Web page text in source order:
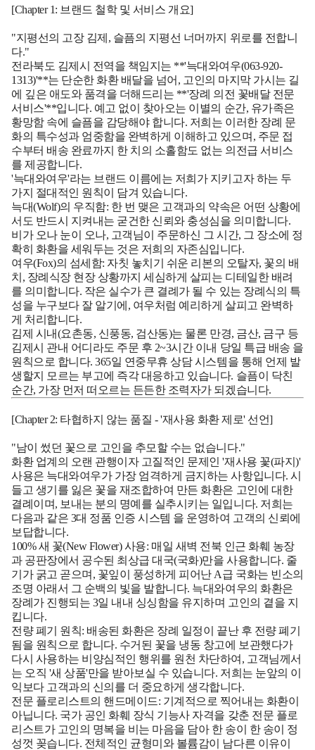
[Chapter 1: 브랜드 철학 및 서비스 개요]
"지평선의 고장 김제, 슬픔의 지평선 너머까지 위로를 전합니
다."
전라북도 김제시 전역을 책임지는 **'늑대와여우(063-920-
1313)'**는 단순한 화환 배달을 넘어, 고인의 마지막 가시는 길
에 깊은 애도와 품격을 더해드리는 **'장례 의전 꽃배달 전문
서비스'**입니다. 예고 없이 찾아오는 이별의 순간, 유가족은
황망함 속에 슬픔을 감당해야 합니다. 저희는 이러한 장례 문
화의 특수성과 엄중함을 완벽하게 이해하고 있으며, 주문 접
수부터 배송 완료까지 한 치의 소홀함도 없는 의전급 서비스
를 제공합니다.
'늑대와여우'라는 브랜드 이름에는 저희가 지키고자 하는 두
가지 절대적인 원칙이 담겨 있습니다.
늑대(Wolf)의 우직함: 한 번 맺은 고객과의 약속은 어떤 상황에
서도 반드시 지켜내는 굳건한 신뢰와 충성심을 의미합니다.
비가 오나 눈이 오나, 고객님이 주문하신 그 시간, 그 장소에 정
확히 화환을 세워두는 것은 저희의 자존심입니다.
여우(Fox)의 섬세함: 자칫 놓치기 쉬운 리본의 오탈자, 꽃의 배
치, 장례식장 현장 상황까지 세심하게 살피는 디테일한 배려
를 의미합니다. 작은 실수가 큰 결례가 될 수 있는 장례식의 특
성을 누구보다 잘 알기에, 여우처럼 예리하게 살피고 완벽하
게 처리합니다.
김제 시내(요촌동, 신풍동, 검산동)는 물론 만경, 금산, 금구 등
김제시 관내 어디라도 주문 후 2~3시간 이내 당일 특급 배송 을
원칙으로 합니다. 365일 연중무휴 상담 시스템을 통해 언제 발
생할지 모르는 부고에 즉각 대응하고 있습니다. 슬픔이 닥친
순간, 가장 먼저 떠오르는 든든한 조력자가 되겠습니다.
[Chapter 2: 타협하지 않는 품질 - '재사용 화환 제로' 선언]
"남이 썼던 꽃으로 고인을 추모할 수는 없습니다."
화환 업계의 오랜 관행이자 고질적인 문제인 '재사용 꽃(파지)'
사용은 늑대와여우가 가장 엄격하게 금지하는 사항입니다. 시
들고 생기를 잃은 꽃을 재조합하여 만든 화환은 고인에 대한
결례이며, 보내는 분의 명예를 실추시키는 일입니다. 저희는
다음과 같은 3대 정품 인증 시스템 을 운영하여 고객의 신뢰에
보답합니다.
100% 새 꽃(New Flower) 사용: 매일 새벽 전북 인근 화훼 농장
과 공판장에서 공수된 최상급 대국(국화)만을 사용합니다. 줄
기가 굵고 곧으며, 꽃잎이 풍성하게 피어난 A급 국화는 빈소의
조명 아래서 그 순백의 빛을 발합니다. 늑대와여우의 화환은
장례가 진행되는 3일 내내 싱싱함을 유지하며 고인의 곁을 지
킵니다.
전량 폐기 원칙: 배송된 화환은 장례 일정이 끝난 후 전량 폐기
됨을 원칙으로 합니다. 수거된 꽃을 냉동 창고에 보관했다가
다시 사용하는 비양심적인 행위를 원천 차단하여, 고객님께서
는 오직 '새 상품'만을 받아보실 수 있습니다. 저희는 눈앞의 이
익보다 고객과의 신의를 더 중요하게 생각합니다.
전문 플로리스트의 핸드메이드: 기계적으로 찍어내는 화환이
아닙니다. 국가 공인 화훼 장식 기능사 자격을 갖춘 전문 플로
리스트가 고인의 명복을 비는 마음을 담아 한 송이 한 송이 정
성껏 꽂습니다. 전체적인 균형미와 볼륨감이 남다른 이유이